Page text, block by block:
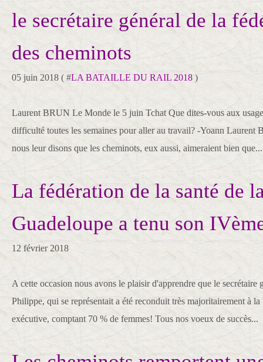
le secrétaire général de la
des cheminots
05 juin 2018 ( #LA BATAILLE DU RAIL 2018 )
Laurent BRUN Le Monde le 5 juin Tchat Que dites-vous aux
difficulté toutes les semaines pour aller au travail? -Yoann Laurent
nous leur disons que les cheminots, eux aussi, aimeraient bien que...
La fédération de la santé de
Guadeloupe a tenu son
12 février 2018
A cette occasion nous avons le plaisir d'apprendre que le
Philippe, qui se représentait a été reconduit très majoritairement à
exécutive, comptant 70 % de femmes! Tous nos voeux de succès...